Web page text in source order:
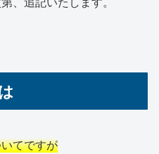
てですが